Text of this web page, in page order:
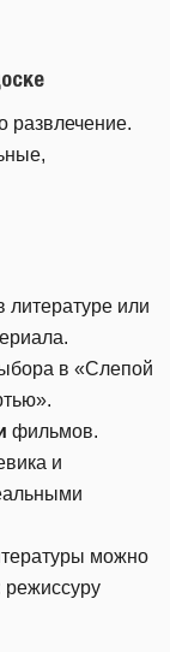
развлечение.
литературе или
в «Слепой
фильмов.
и
можно
режиссуру